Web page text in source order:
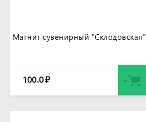
Магнит сувенирный "Склодовская"
100.0₽